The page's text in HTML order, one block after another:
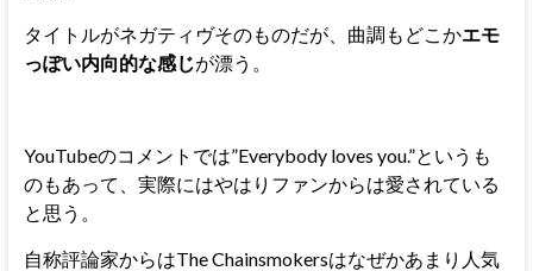
タイトルがネガティヴそのものだが、曲調もどこかエモ
っぽい内向的な感じが漂う。
YouTubeのコメントでは”Everybody loves you.”というも
のもあって、実際にはやはりファンからは愛されている
と思う。
自称評論家からはThe Chainsmokersはなぜかあまり人気